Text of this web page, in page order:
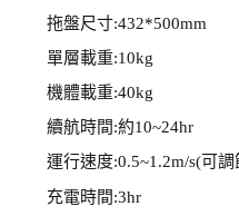
拖盤尺寸:432*500mm
單層載重:10kg
機體載重:40kg
續航時間:約10~24hr
運行速度:0.5~1.2m/s(可調
充電時間:3hr